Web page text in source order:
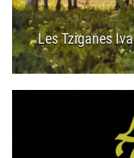
Les Tziganes
09.02.202512:35